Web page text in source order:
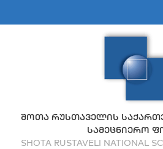
ᲨᲝᲗᲐ ᲠᲣᲡᲗᲐᲕᲔᲚᲘᲡ
ᲡᲐᲛᲔᲪᲜᲘᲔᲠᲝ
SHOTA RUSTAVELI NATIONAL